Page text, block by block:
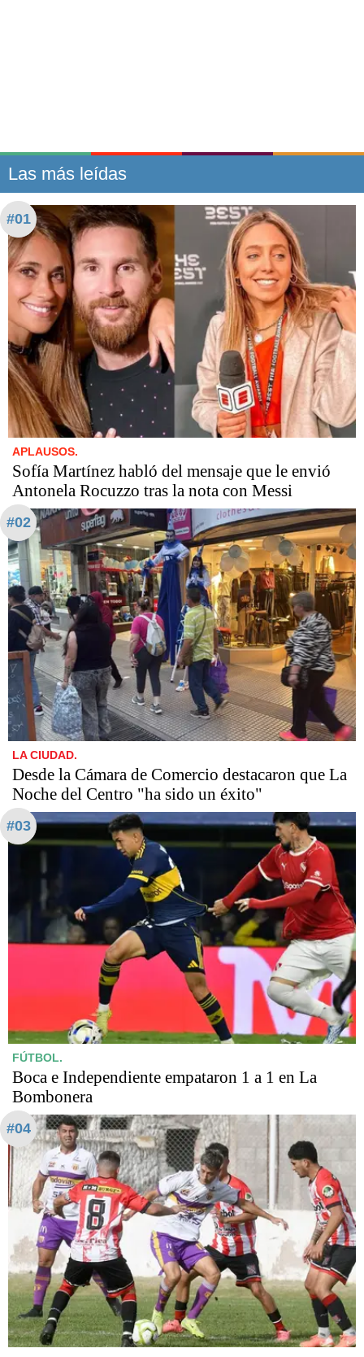
Las más leídas
#01
APLAUSOS.
Sofía Martínez habló del mensaje que le envió
Antonela Rocuzzo tras la nota con Messi
#02
LA CIUDAD.
Desde la Cámara de Comercio destacaron que La
Noche del Centro "ha sido un éxito"
#03
FÚTBOL.
Boca e Independiente empataron 1 a 1 en La
Bombonera
#04